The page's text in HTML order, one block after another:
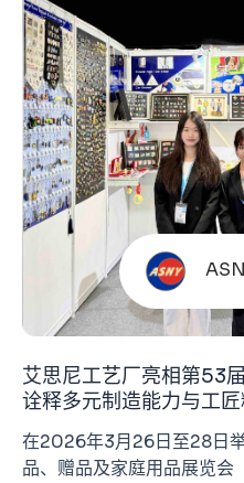
艾思尼工艺厂亮相第53
诠释多元制造能力与工
在2026年3月26日至28日
品、赠品及家庭用品展览会